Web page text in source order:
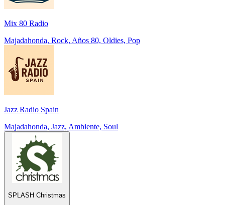
Mix 80 Radio
Majadahonda, Rock, Años 80, Oldies, Pop
Jazz Radio Spain
Majadahonda, Jazz, Ambiente, Soul
SPLASH Christmas